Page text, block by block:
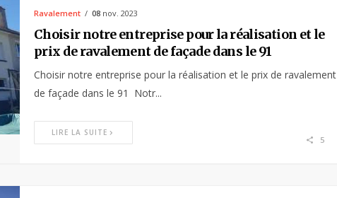
Ravalement 08nov. 2023
Choisir notre entreprise pour la réalisation et le
prix de ravalement de façade dans le 91
Choisir notre entreprise pour la réalisation et le prix de ravalement
de façade dans le 91 Notr...
LIRE LA SUITE
5